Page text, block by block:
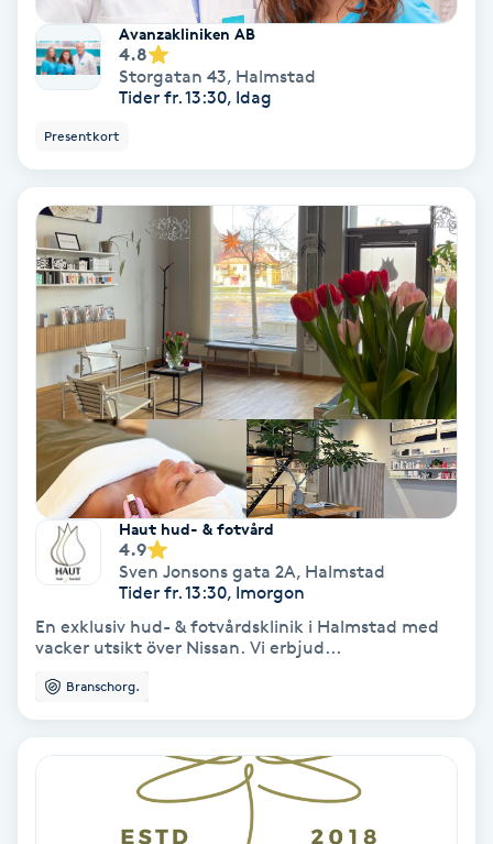
Färgning
Föning
Gelenaglar
Gellack
Gellack med förstärkning
Gravidmassage
Gravidyoga
Gruppträning
Hatha Yoga
Headspa
Avanzakliniken AB
4.8
Storgatan 43, Halmstad
Tider fr. 13:30, Idag
Presentkort
Haut hud- & fotvård
4.9
Sven Jonsons gata 2A, Halmstad
Tider fr. 13:30, Imorgon
En exklusiv hud- & fotvårdsklinik i Halmstad med
vacker utsikt över Nissan. Vi erbjud...
Branschorg.